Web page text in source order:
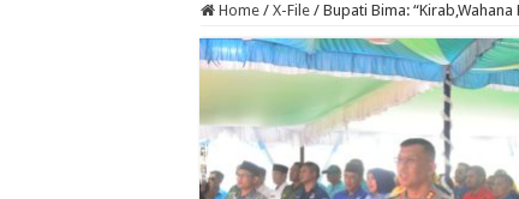
Home / X-File / Bupati Bima: